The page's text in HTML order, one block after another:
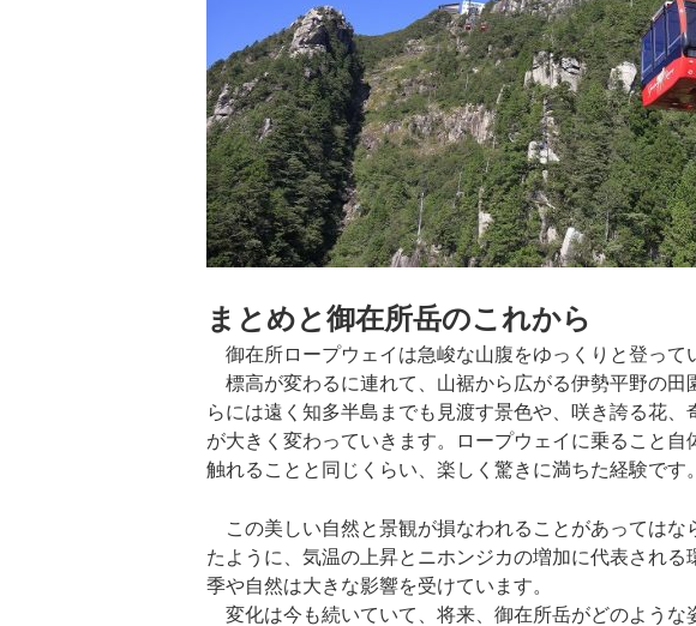
まとめと御在所岳のこれから
御在所ロープウェイは急峻な山腹をゆっくりと登って
標高が変わるに連れて、山裾から広がる伊勢平野の田
らには遠く知多半島までも見渡す景色や、咲き誇る花
が大きく変わっていきます。ロープウェイに乗ること自
触れることと同じくらい、楽しく驚きに満ちた経験です。
この美しい自然と景観が損なわれることがあってはな
たように、気温の上昇とニホンジカの増加に代表される
季や自然は大きな影響を受けています。
変化は今も続いていて、将来、御在所岳がどのような